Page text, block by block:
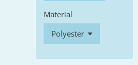
Material